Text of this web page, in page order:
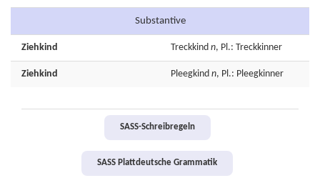
Substantive
Ziehkind Treckkind n, Pl.: Treckkinner
Ziehkind Pleegkind n, Pl.: Pleegkinner
SASS-Schreibregeln
SASS Plattdeutsche Grammatik